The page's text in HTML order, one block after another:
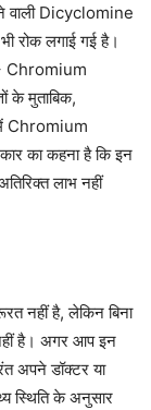
वाली Dicyclomine
रोक लगाई गई है।
Chromium
के मुताबिक,
में Chromium
का कहना है कि इन
लाभ नहीं
नहीं है, लेकिन बिना
है। अगर आप इन
अपने डॉक्टर या
स्थिति के अनुसार